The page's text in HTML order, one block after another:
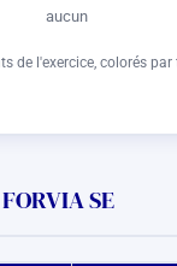
aucun
de l'exercice, colorés
SE